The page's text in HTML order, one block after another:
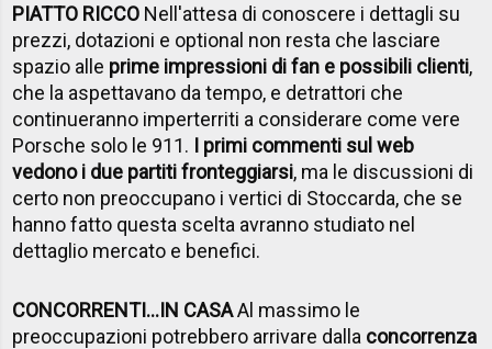
PIATTO RICCO Nell'attesa di conoscere i dettagli su
prezzi, dotazioni e optional non resta che lasciare
spazio alle prime impressioni di fan e possibili clienti,
che la aspettavano da tempo, e detrattori che
continueranno imperterriti a considerare come vere
Porsche solo le 911. I primi commenti sul web
vedono i due partiti fronteggiarsi, ma le discussioni di
certo non preoccupano i vertici di Stoccarda, che se
hanno fatto questa scelta avranno studiato nel
dettaglio mercato e benefici.
CONCORRENTI...IN CASAAl massimo le
preoccupazioni potrebbero arrivare dalla concorrenza